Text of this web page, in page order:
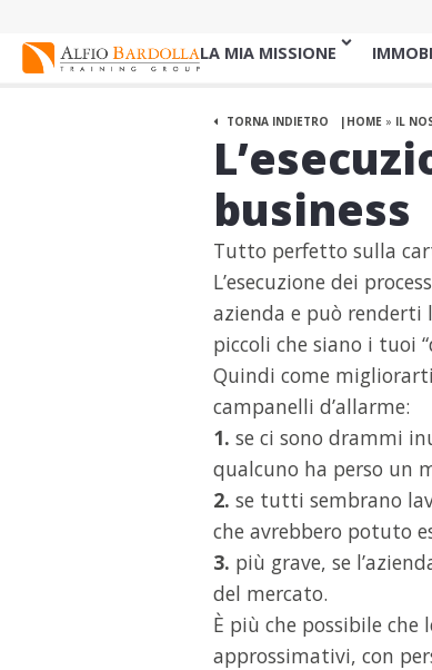
LA MIA MISSIONE
TORNA INDIETRO HOME » IL
business
Tutto perfetto sulla
L’esecuzione dei
azienda e può renderti
piccoli che siano i tuoi
Quindi come
campanelli d’allarme:
1. se ci sono drammi
qualcuno ha perso un
2. se tutti sembrano
che avrebbero potuto
3. più grave, se
del mercato.
È più che possibile
approssimativi, con